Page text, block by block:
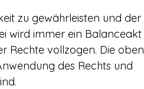
zu gewährleisten und der
wird immer ein Balanceakt
Rechte vollzogen. Die oben
des Rechts und